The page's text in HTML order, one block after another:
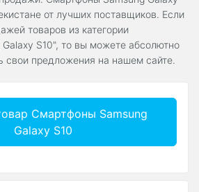
от лучших поставщиков. Если
товаров из категории
S10", то вы можете абсолютно
свои предложения на нашем сайте.
Смартфоны Samsung
Galaxy S10